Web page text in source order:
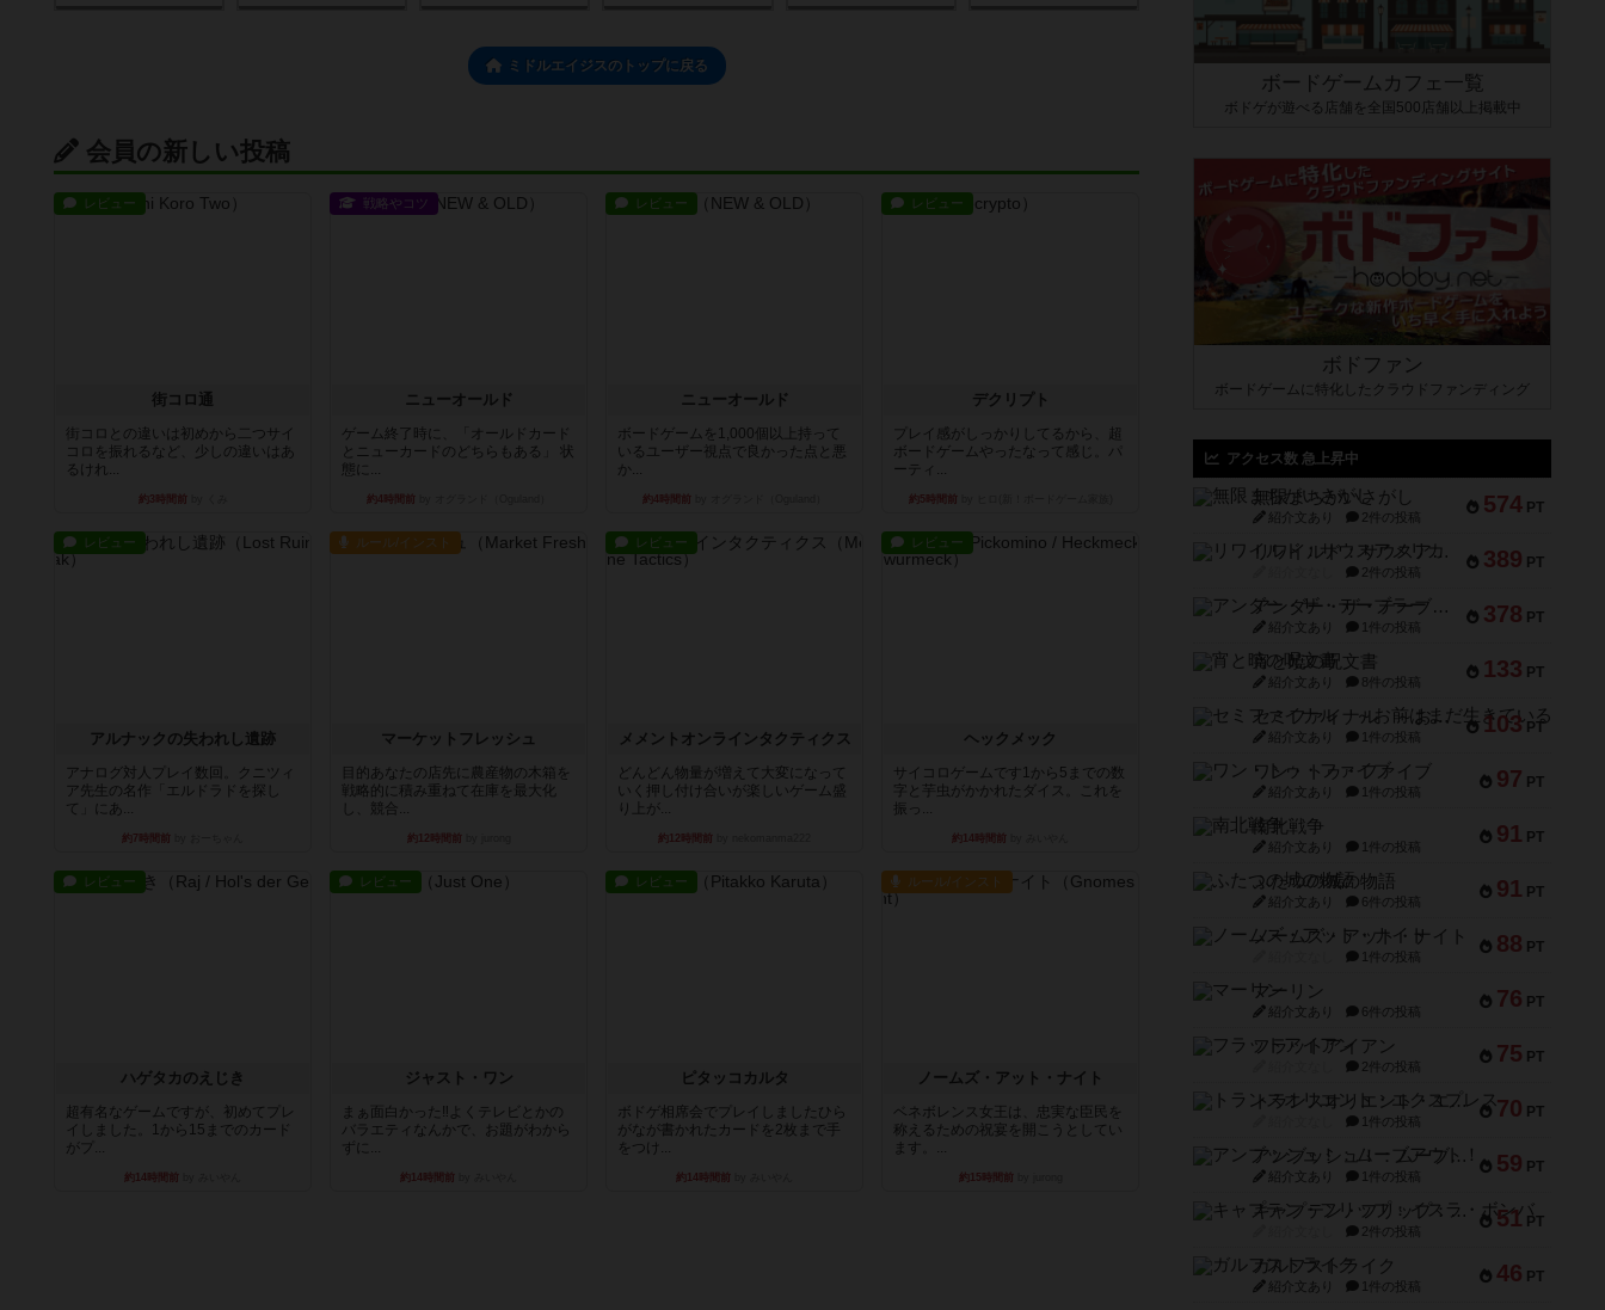
ミドルエイジスのトップに戻る
会員の新しい投稿
レビュー
街コロ通
街コロとの違いは初めから二つサイ
コロを振れるなど、少しの違いはあ
るけれ...
約3時間前
戦略やコツ
ニューオールド
ゲーム終了時に、「オールドカード
とニューカードのどちらもある」 状
態に...
約4時間前
レビュー
ニューオールド
ボードゲームを1,000個以上持って
いるユーザー視点で良かった点と悪
か...
約4時間前
レビュー
デクリプト
プレイ感がしっかりしてるから、超
ボードゲームやったなって感じ。パ
ーティ...
約5時間前
レビュー
アルナックの失われし遺跡
アナログ対人プレイ数回。クニツィ
ア先生の名作「エルドラドを探し
て」にあ...
約7時間前
ルール/インスト
マーケットフレッシュ
目的あなたの店先に農産物の木箱を
戦略的に積み重ねて在庫を最大化
し、競合...
約12時間前
レビュー
メメントオンラインタクティクス
どんどん物量が増えて大変になって
いく押し付け合いが楽しいゲーム盛
り上が...
約12時間前
レビュー
ヘックメック
サイコロゲームです1から5までの数
字と芋虫がかかれたダイス。これを
振っ...
約14時間前
レビュー
ハゲタカのえじき
超有名なゲームですが、初めてプレ
イしました。1から15までのカード
がプ...
約14時間前
レビュー
ジャスト・ワン
まぁ面白かった‼️よくテレビとかの
バラエティなんかで、お題がわから
ずに...
約14時間前
レビュー
ピタッコカルタ
ボドゲ相席会でプレイしましたひら
がなが書かれたカードを2枚まで手
をつけ...
約14時間前
ルール/インスト
ノームズ・アット・ナイト
ベネボレンス女王は、忠実な臣民を
称えるための祝宴を開こうとしてい
ます。...
約15時間前
ボードゲームカフェ一覧
ボドゲが遊べる店舗を全国500店舗以上掲載中
ボドファン
ボードゲームに特化したクラウドファンディング
アクセス数 急上昇中
574 PT
無限まちがいさがし
紹介文あり 2件の投稿
389 PT
リワイルド：サウスアメリカ
2件の投稿
378 PT
アンダー・ザ・テーブラー
紹介文あり 1件の投稿
133 PT
宵と暁の呪文書
紹介文あり 8件の投稿
103 PT
セミファイナル ～お前はまだ生きている～
紹介文あり 1件の投稿
97 PT
ワン・トゥ・ファイブ
紹介文あり 1件の投稿
91 PT
南北戦争
紹介文あり 1件の投稿
91 PT
ふたつの城の物語
紹介文あり 6件の投稿
88 PT
ノームズ・アット・ナイト
1件の投稿
76 PT
マーリン
紹介文あり 6件の投稿
75 PT
フラットアイアン
2件の投稿
70 PT
トランスオリエント・エクスプレス
1件の投稿
59 PT
アンブッシュ！：ムーブアウト！
紹介文あり 1件の投稿
51 PT
キャプテン・フリップ：イスラ・ボンバ
2件の投稿
46 PT
ガルフストライク
紹介文あり 1件の投稿